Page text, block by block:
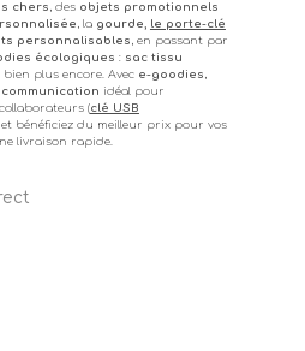
chers, des objets promotionnels
, la gourde, le porte-clé
personnalisables, en passant par
écologiques : sac tissu
bien plus encore. Avec e-goodies ,
communication idéal pour
(clé USB
et bénéficiez du meilleur prix pour vos
livraison rapide.